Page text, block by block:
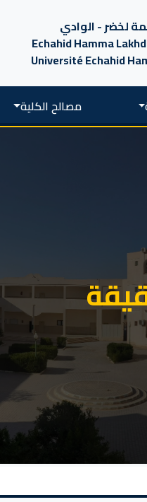
لخضر - الوادي
Echahid Hamma
Université Echahid
مصالح الكلية